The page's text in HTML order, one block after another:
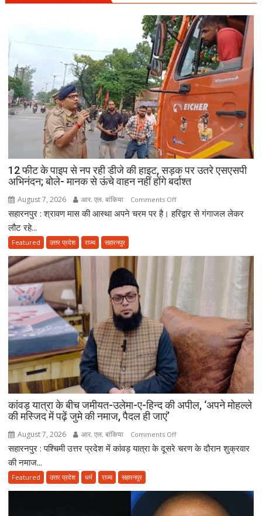
12 फीट के पाइप से नप रही डीजे की हाइट, सड़क पर उतरे एसएसपी
अभिनंदन; बोले- मानक से ऊंचे वाहन नहीं होंगे बर्दाश्त
August 7, 2026 आर. एल. बांकिया Comments Offon
12
नप
डीजे
की
हाइट,
सड़क
पर
उतरे
एसएसपी
अभिनंदन;
बोले-
से
ऊंचे
बर्दाश्त
सहारनपुर : श्रावण मास की आस्था अपने चरम पर है। हरिद्वार से गंगाजल लेकर
लौट रहे...
Featured उत्तर प्रदेश राज्य सहारनपुर
कांवड़ यात्रा के बीच जमीयत-उलेमा-ए-हिन्द की अपील, ‘अपने मोहल्ले
की मस्जिद में पढ़ें जुमे की नमाज, पैदल ही जाएं’
August 7, 2026 आर. एल. बांकिया Comments Offon
कांवड़
जमीयत-
उलेमा-
सहारनपुर : पश्चिमी उत्तर प्रदेश में कांवड़ यात्रा के दूसरे चरण के दौरान शुक्रवार
की नमाज...
Featured उत्तर प्रदेश धर्म राज्य सहारनपुर